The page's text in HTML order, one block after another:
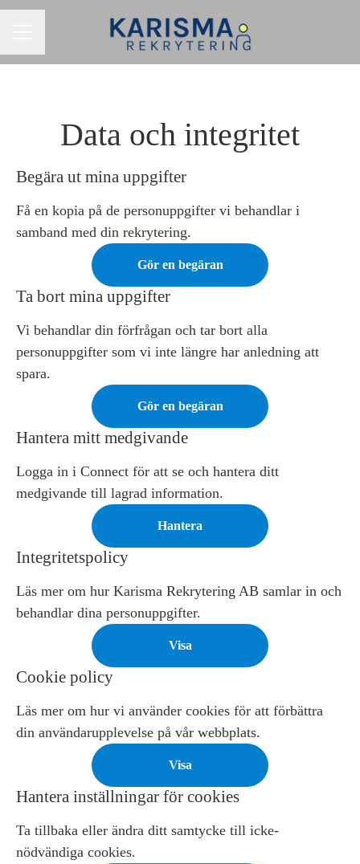
Data och integritet
Begära ut mina uppgifter
Få en kopia på de personuppgifter vi behandlar i
samband med din rekrytering.
Gör en begäran
Ta bort mina uppgifter
Vi behandlar din förfrågan och tar bort alla
personuppgifter som vi inte längre har anledning att
spara.
Gör en begäran
Hantera mitt medgivande
Logga in i Connect för att se och hantera ditt
medgivande till lagrad information.
Hantera
Integritetspolicy
Läs mer om hur Karisma Rekrytering AB samlar in och
behandlar dina personuppgifter.
Visa
Cookie policy
Läs mer om hur vi använder cookies för att förbättra
din användarupplevelse på vår webbplats.
Visa
Hantera inställningar för cookies
Ta tillbaka eller ändra ditt samtycke till icke-
nödvändiga cookies.